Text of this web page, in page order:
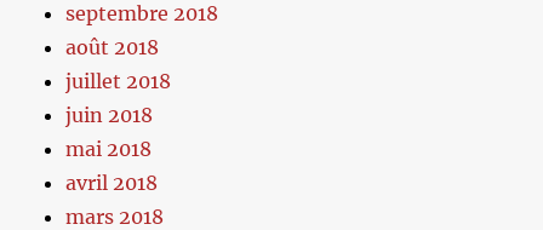
septembre 2018
août 2018
juillet 2018
juin 2018
mai 2018
avril 2018
mars 2018